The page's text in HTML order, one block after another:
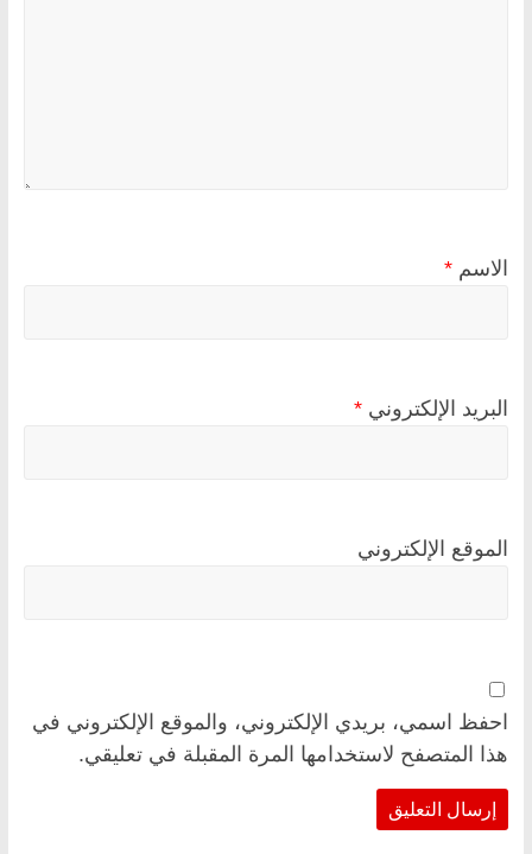
الاسم *
البريد الإلكتروني *
الموقع الإلكتروني
احفظ اسمي، بريدي الإلكتروني، والموقع الإلكتروني في
هذا المتصفح لاستخدامها المرة المقبلة في تعليقي.